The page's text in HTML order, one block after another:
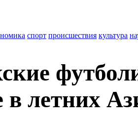
спорт происшествия культура
в летних